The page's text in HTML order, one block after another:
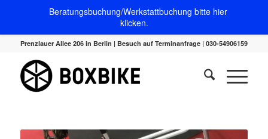
Prenzlauer Allee 206 in Berlin | Besuch auf Terminanfrage | 030-54906159
Beratungsbuchung/Werkstattbuchung bitte hier
klicken.